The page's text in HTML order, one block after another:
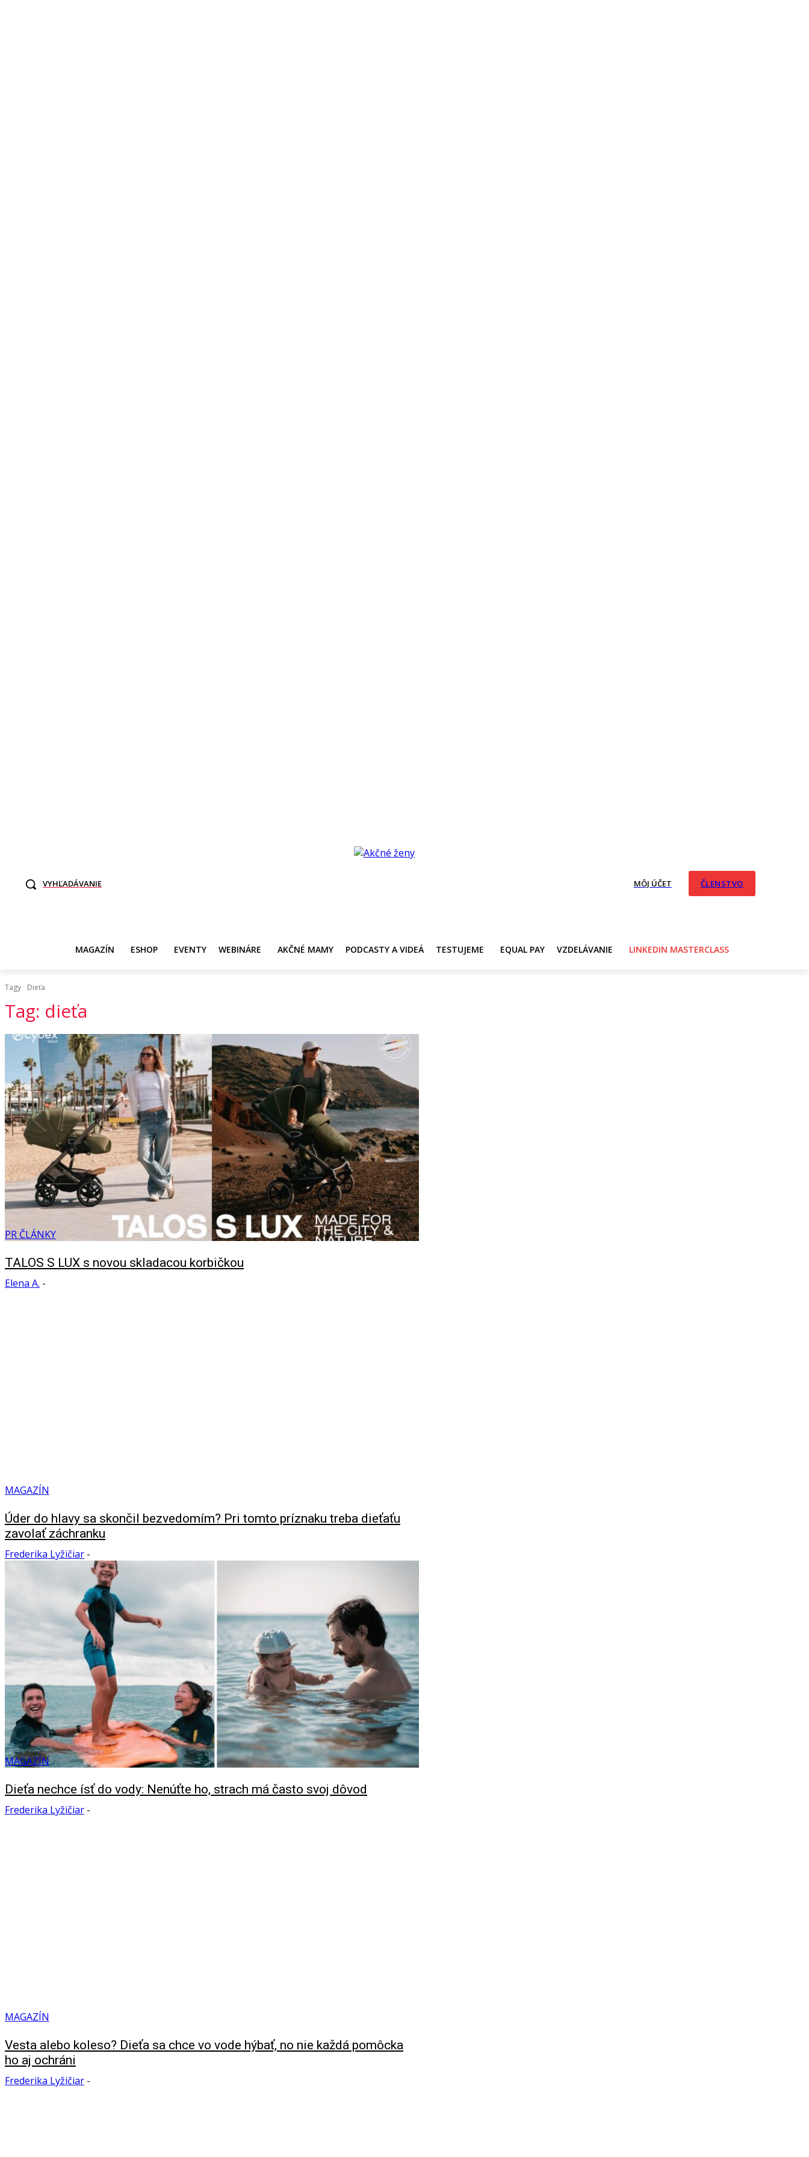
VYHĽADÁVANIE MÔJ ÚČET ČLENSTVO
MAGAZÍN ESHOP EVENTY WEBINÁRE AKČNÉ MAMY PODCASTY A VIDEÁ TESTUJEME EQUAL PAY VZDELÁVANIE LINKEDIN MASTERCLASS
Tagy Dieťa
Tag: dieťa
PR ČLÁNKY
TALOS S LUX s novou skladacou korbičkou
Elena A. -
MAGAZÍN
Úder do hlavy sa skončil bezvedomím? Pri tomto príznaku treba dieťaťu
zavolať záchranku
Frederika Lyžičiar -
MAGAZÍN
Dieťa nechce ísť do vody: Nenúťte ho, strach má často svoj dôvod
Frederika Lyžičiar -
MAGAZÍN
Vesta alebo koleso? Dieťa sa chce vo vode hýbať, no nie každá pomôcka
ho aj ochráni
Frederika Lyžičiar -